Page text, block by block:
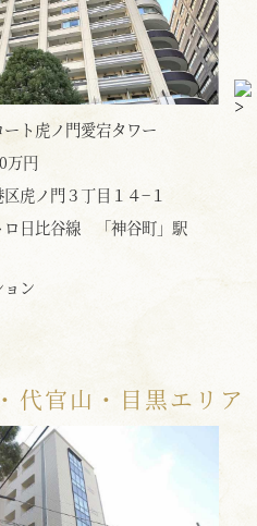
トタワー
万円
区港南３丁目９−３３
線 「品川」駅 徒歩15分
ン
代官山・目黒エリア